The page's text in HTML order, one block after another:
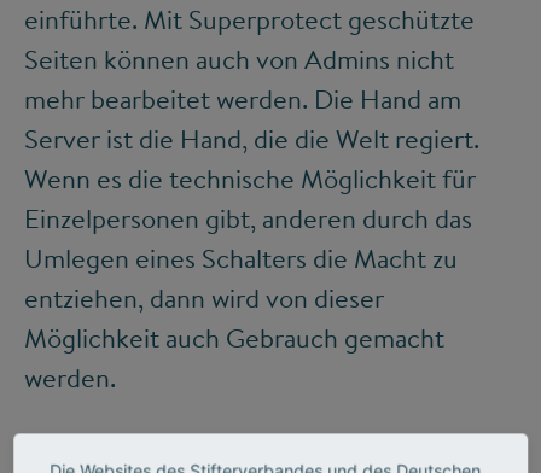
einführte. Mit Superprotect geschützte
Seiten können auch von Admins nicht
mehr bearbeitet werden. Die Hand am
Server ist die Hand, die die Welt regiert.
Wenn es die technische Möglichkeit für
Einzelpersonen gibt, anderen durch das
Umlegen eines Schalters die Macht zu
entziehen, dann wird von dieser
Möglichkeit auch Gebrauch gemacht
werden.